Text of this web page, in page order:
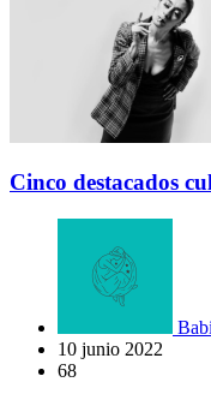
Cinco destacados
10 junio 2022
68